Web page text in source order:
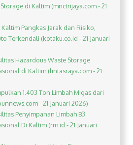
di Kaltim (mnctrijaya.com - 21
Kaltim Pangkas Jarak dan Risiko,
Terkendali (kotaku.co.id - 21 Januari
Hazardous Waste Storage
di Kaltim (lintasraya.com - 21
1.403 Ton Limbah Migas dari
- 21 Januari 2026)
Penyimpanan Limbah B3
Di Kaltim (rm.id - 21 Januari